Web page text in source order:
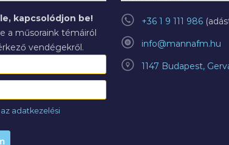
kapcsolódjon be!
a műsoraink témáiról
vendégekről.
adatkezelési
+36 1 9 111 986
info@mannafm.hu
1147 Budapest,